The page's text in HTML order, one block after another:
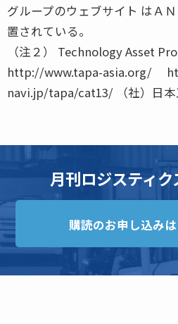
グループのウェブサイト はＡ
置されている。
（注２） Technology Asset
http://www.tapa-asia.org/
navi.jp/tapa/cat13/ （社）日本
月刊ロジスティ
購読のお申し込み